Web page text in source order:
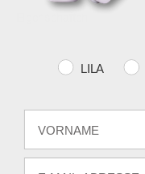
Farvevalg
LILA